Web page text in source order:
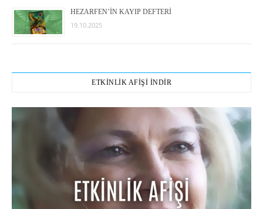
HEZARFEN’İN KAYIP DEFTERİ
19.10.2025
ETKİNLİK AFİŞİ İNDİR